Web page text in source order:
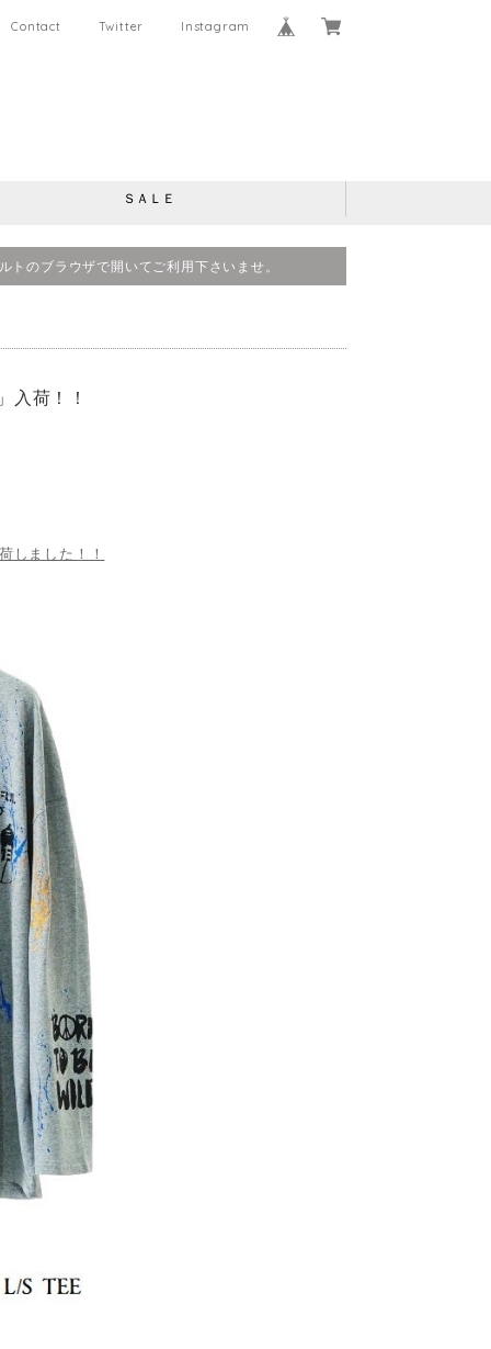
Contact Twitter Instagram
ＳＡＬＥ
のブラウザで開いてご利用下さいませ。
入荷！！
しました！！